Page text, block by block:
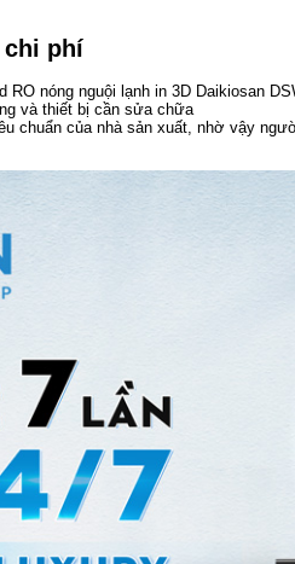
chi phí
nóng nguội lạnh in 3D Daikiosan
và thiết bị cần sửa chữa
chuẩn của nhà sản xuất, nhờ vậy